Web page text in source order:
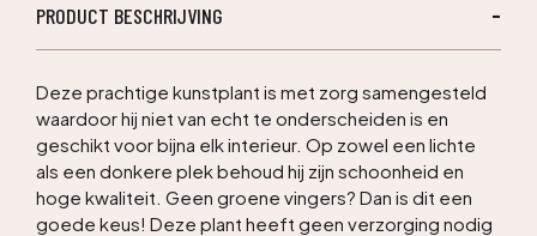
PRODUCT BESCHRIJVING
Deze prachtige kunstplant is met zorg samengesteld
waardoor hij niet van echt te onderscheiden is en
geschikt voor bijna elk interieur. Op zowel een lichte
als een donkere plek behoud hij zijn schoonheid en
hoge kwaliteit. Geen groene vingers? Dan is dit een
goede keus! Deze plant heeft geen verzorging nodig